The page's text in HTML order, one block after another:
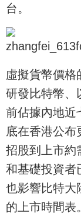
台。
虛擬貨幣價格
研發比特幣、
前佔據內地近
底在香港公布
招股到上市約
和基礎投資者
也影響比特大
的上市時間表。